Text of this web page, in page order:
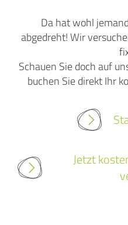
Da hat wohl
abgedreht! Wir
Schauen Sie doch auf
buchen Sie direkt Ihr
Jetzt